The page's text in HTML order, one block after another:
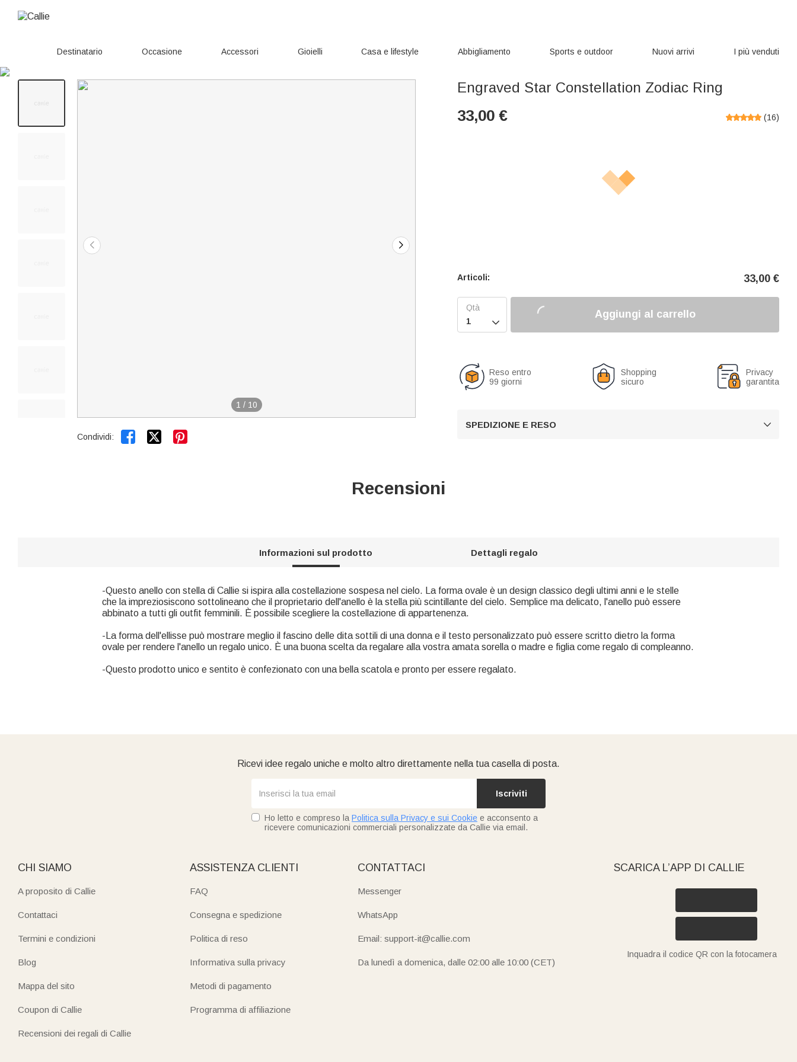
Destinatario Occasione Accessori Gioielli Casa e lifestyle Abbigliamento Sports e outdoor Nuovi arrivi I più venduti
1 / 10
Condividi:  
Engraved Star Constellation Zodiac Ring
33,00 € (16)
Articoli: 33,00 €

Aggiungi al carrello
Reso entro
99 giorni
Shopping
sicuro
Privacy
garantita
SPEDIZIONE E RESO 
Recensioni
Informazioni sul prodotto Dettagli regalo
-Questo anello con stella di Callie si ispira alla costellazione sospesa nel cielo. La forma ovale è un design classico degli ultimi anni e le stelle
che la impreziosiscono sottolineano che il proprietario dell'anello è la stella più scintillante del cielo. Semplice ma delicato, l'anello può essere
abbinato a tutti gli outfit femminili. È possibile scegliere la costellazione di appartenenza.
-La forma dell'ellisse può mostrare meglio il fascino delle dita sottili di una donna e il testo personalizzato può essere scritto dietro la forma
ovale per rendere l'anello un regalo unico. È una buona scelta da regalare alla vostra amata sorella o madre e figlia come regalo di compleanno.
-Questo prodotto unico e sentito è confezionato con una bella scatola e pronto per essere regalato.
Ricevi idee regalo uniche e molto altro direttamente nella tua casella di posta.
Iscriviti
Ho letto e compreso la Politica sulla Privacy e sui Cookie e acconsento a
ricevere comunicazioni commerciali personalizzate da Callie via email.
CHI SIAMO
A proposito di Callie
Contattaci
Termini e condizioni
Blog
Mappa del sito
Coupon di Callie
Recensioni dei regali di Callie
ASSISTENZA CLIENTI
FAQ
Consegna e spedizione
Politica di reso
Informativa sulla privacy
Metodi di pagamento
Programma di affiliazione
CONTATTACI
Messenger
WhatsApp
Email: support-it@callie.com
Da lunedì a domenica, dalle 02:00 alle 10:00 (CET)
SCARICA L’APP DI CALLIE
Inquadra il codice QR con la fotocamera